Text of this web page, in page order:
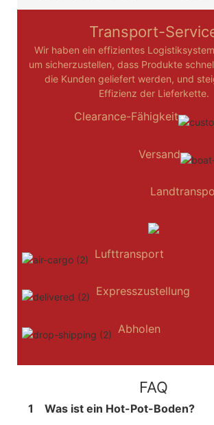
Transport-
Wir haben ein effizientes
um sicherzustellen, dass Produkte
die Kunden geliefert werden, und
Effizienz der Lieferkette.
Clearance-Fähigkeit
Versand
Lufttransport
Expresszustellung
Abholen
FAQ
1 Was ist ein Hot-Pot-Boden?